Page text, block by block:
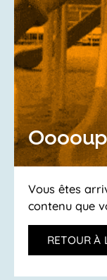
Vous êtes
contenu que
RETOUR À